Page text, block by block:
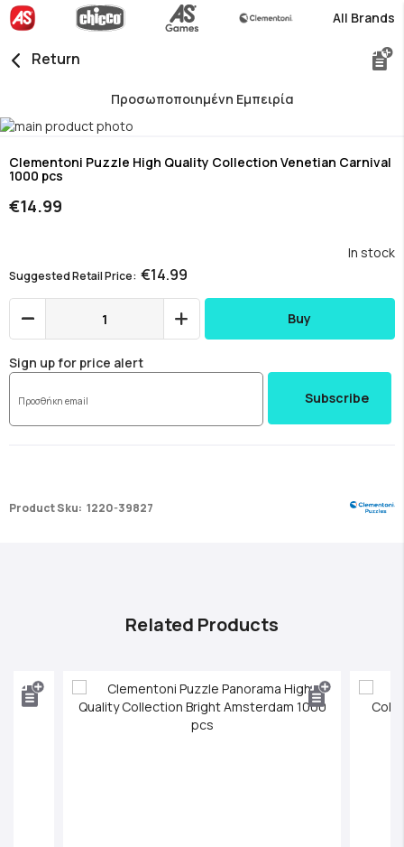
All Brands
Return
Προσωποποιημένη Εμπειρία
Skip
the
end
the
to
the
beginning
of
gallery
Clementoni Puzzle High Quality Collection Venetian Carnival
1000 pcs
€14.99
Suggested Retail Price €14.99
In stock
Buy
Sign up for price alert
Subscribe
Product Sku: 1220-39827
Related Products